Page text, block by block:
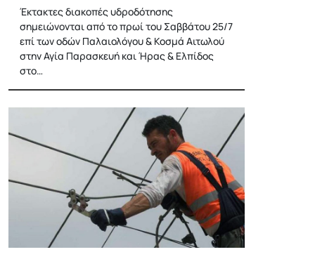
Έκτακτες διακοπές υδροδότησης
σημειώνονται από το πρωί του Σαββάτου 25/7
επί των οδών Παλαιολόγου & Κοσμά Αιτωλού
στην Αγία Παρασκευή και Ήρας & Ελπίδος
στο…